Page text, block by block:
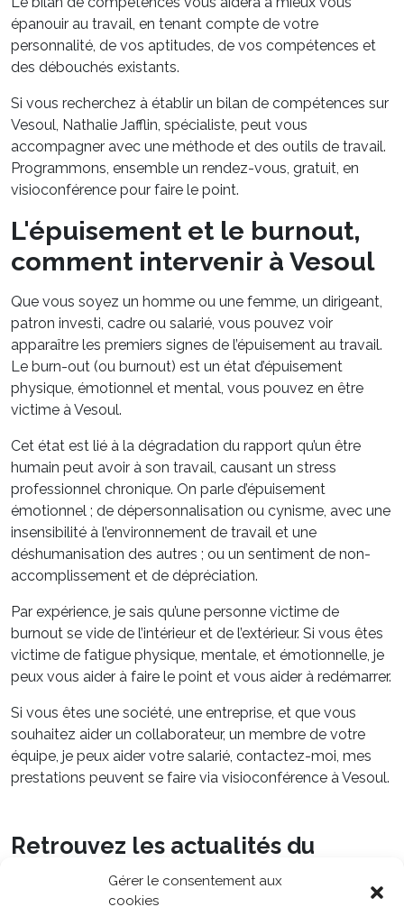
Gérer le consentement aux
cookies
épanouir au travail, en tenant compte de votre
personnalité, de vos aptitudes, de vos compétences et
des débouchés existants.
Si vous recherchez à établir un bilan de compétences sur
Vesoul, Nathalie Jafflin, spécialiste, peut vous
accompagner avec une méthode et des outils de travail.
Programmons, ensemble un rendez-vous, gratuit, en
visioconférence pour faire le point.
L'épuisement et le burnout,
comment intervenir à Vesoul
Que vous soyez un homme ou une femme, un dirigeant,
patron investi, cadre ou salarié, vous pouvez voir
apparaître les premiers signes de l’épuisement au travail.
Le burn-out (ou burnout) est un état d’épuisement
physique, émotionnel et mental, vous pouvez en être
victime à Vesoul.
Cet état est lié à la dégradation du rapport qu’un être
humain peut avoir à son travail, causant un stress
professionnel chronique. On parle d’épuisement
émotionnel ; de dépersonnalisation ou cynisme, avec une
insensibilité à l’environnement de travail et une
déshumanisation des autres ; ou un sentiment de non-
accomplissement et de dépréciation.
Par expérience, je sais qu’une personne victime de
burnout se vide de l’intérieur et de l’extérieur. Si vous êtes
victime de fatigue physique, mentale, et émotionnelle, je
peux vous aider à faire le point et vous aider à redémarrer.
Si vous êtes une société, une entreprise, et que vous
souhaitez aider un collaborateur, un membre de votre
équipe, je peux aider votre salarié, contactez-moi, mes
prestations peuvent se faire via visioconférence à Vesoul.
Retrouvez les actualités du
Cabinet L’essenti’L